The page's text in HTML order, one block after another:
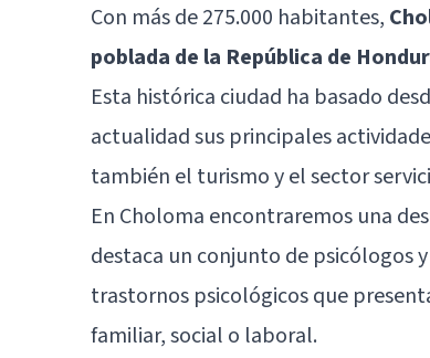
Con más de 275.000 habitantes,
poblada de la República de
Esta histórica ciudad ha basado
actualidad sus principales
también el turismo y el sector
En Choloma encontraremos una
destaca un conjunto de psicólogos
trastornos psicológicos que
familiar, social o laboral.